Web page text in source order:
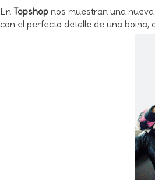
En Topshop nos muestran una
con el perfecto detalle de una boina,